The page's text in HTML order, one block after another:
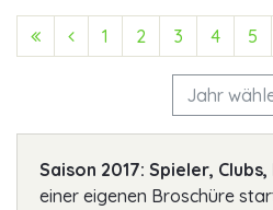
First (Anfang)
Previous (Zurück)
1 2 3 4 5
Jahr
Saison 2017: Spieler,
einer eigenen Broschüre